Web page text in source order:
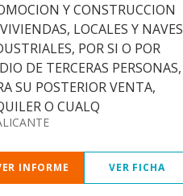
Y CONSTRUCCION
LOCALES Y NAVES
POR SI O POR
DE TERCERAS PERSONAS,
SU POSTERIOR VENTA,
O CUALQ
INFORME VER FICHA